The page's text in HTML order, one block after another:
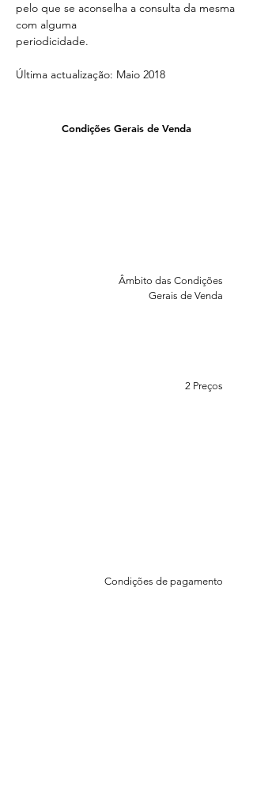
pelo que se aconselha a consulta da mesma
com alguma
periodicidade.
Última actualização: Maio 2018
Condições Gerais de Venda
Âmbito das Condições
Gerais de Venda
2 Preços
Condições de pagamento